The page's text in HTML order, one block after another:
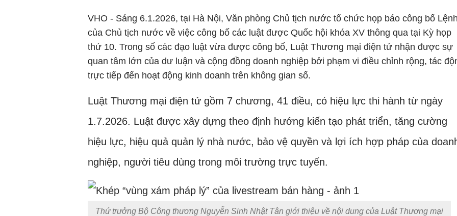
VHO - Sáng 6.1.2026, tại Hà Nội, Văn phòng Chủ tịch nước tổ chức họp báo công bố
của Chủ tịch nước về việc công bố các luật được Quốc hội khóa XV thông qua tại Kỳ họp
thứ 10. Trong số các đạo luật vừa được công bố, Luật Thương mại điện tử nhận được sự
quan tâm lớn của dư luận và cộng đồng doanh nghiệp bởi phạm vi điều chỉnh rộng, tác
trực tiếp đến hoạt động kinh doanh trên không gian số.
Luật Thương mại điện tử gồm 7 chương, 41 điều, có hiệu lực thi hành từ ngày
1.7.2026. Luật được xây dựng theo định hướng kiến tạo phát triển, tăng cường
hiệu lực, hiệu quả quản lý nhà nước, bảo vệ quyền và lợi ích hợp pháp của
nghiệp, người tiêu dùng trong môi trường trực tuyến.
Thứ trưởng Bộ Công thương Nguyễn Sinh Nhật Tân giới thiệu về nội dung của Luật Thương mại